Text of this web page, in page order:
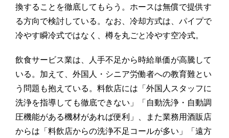
換することを徹底してもらう。ホースは無償で提供す
る方向で検討している。なお、冷却方式は、パイプで
冷やす瞬冷式ではなく、樽を丸ごと冷やす空冷式。
飲食サービス業は、人手不足から時給単価が高騰して
いる。加えて、外国人・シニア労働者への教育難とい
う問題も抱えている。料飲店には「外国人スタッフに
洗浄を指導しても徹底できない」「自動洗浄・自動調
圧機能がある機材があれば便利」、また業務用酒販店
からは「料飲店からの洗浄不足コールが多い」「遠方